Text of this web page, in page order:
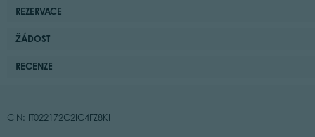
REZERVACE
ŽÁDOST
RECENZE
CIN: IT022172C2IC4FZ8KI